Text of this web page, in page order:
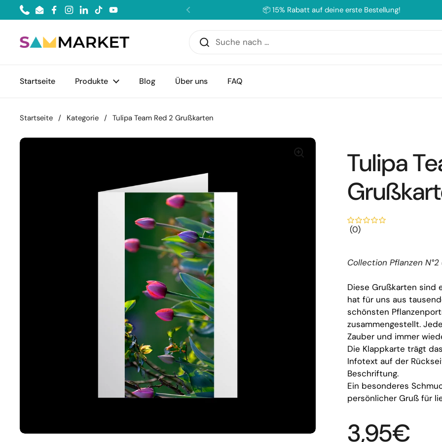
Zum Inhalt springen
PhoneEmailFacebook
Instagram
LinkedIn
TikTokYouTube Zurück
📦 15% Rabatt auf deine erste Bestellung!
Startseite Produkte Blog Über uns FAQ
Startseite / Kategorie / Tulipa Team Red 2 Grußkarten
Tulipa
(0)
Collection Pflanzen N°2
Diese Grußkarten sind
hat für uns aus
schönsten
zusammengestellt.
Zauber und immer
Die Klappkarte trägt
Infotext auf der
Beschriftung.
Ein besonderes
persönlicher Gruß für
Regulärer
3,95€